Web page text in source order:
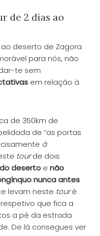
de 2 dias ao
deserto de Zagora
para nós, não
te sem
em relação à
de 350km de
de “as portas
à
tourde dois
deserto e não
nunca antes
levam neste touré
que fica a
a pé da estrada
De lá consegues ver